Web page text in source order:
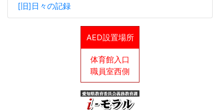
[旧]日々の記録
AED設置場所
体育館入口
職員室西側